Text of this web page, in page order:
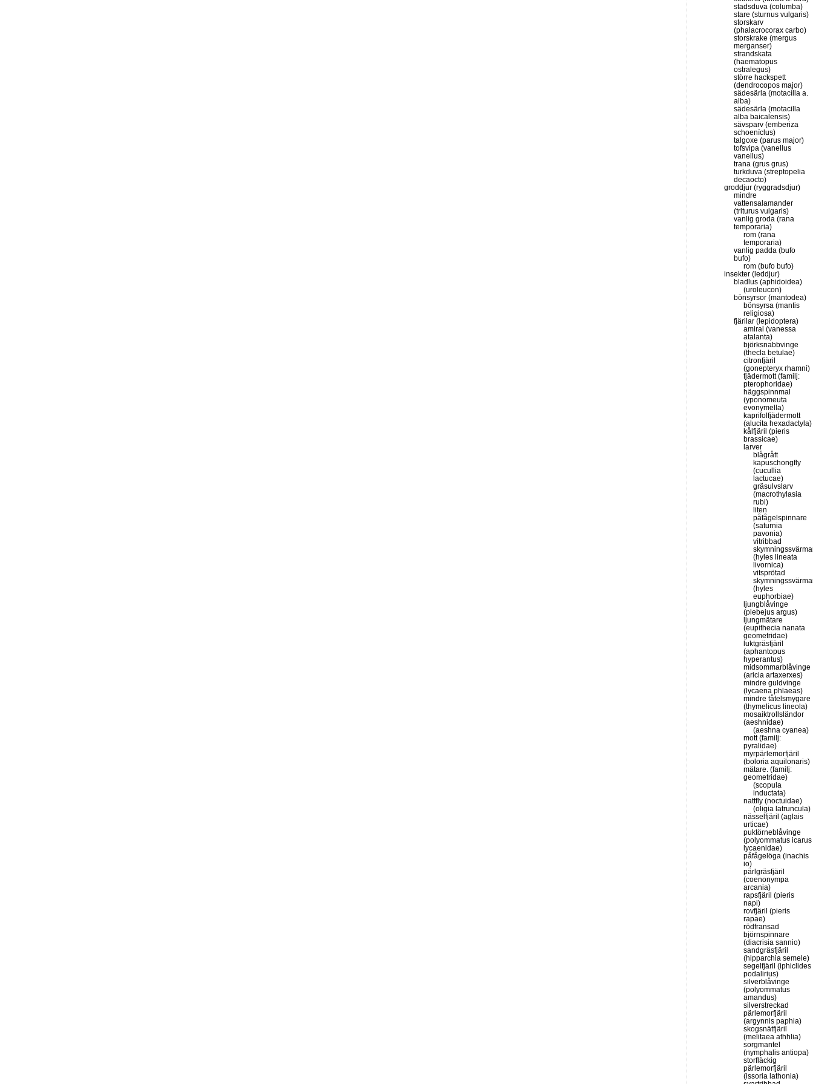
stadsduva (columba)
stare (sturnus vulgaris)
storskarv
(phalacrocorax carbo)
storskrake (mergus
merganser)
strandskata
(haematopus
ostralegus)
större hackspett
(dendrocopos major)
sädesärla (motacílla a.
alba)
sädesärla (motacilla
alba baicalensis)
sävsparv (emberiza
schoeníclus)
talgoxe (parus major)
tofsvipa (vanellus
vanellus)
trana (grus grus)
turkduva (streptopelia
decaocto)
groddjur (ryggradsdjur)
mindre
vattensalamander
(triturus vulgaris)
vanlig groda (rana
temporaria)
rom (rana
temporaria)
vanlig padda (bufo
bufo)
rom (bufo bufo)
insekter (leddjur)
bladlus (aphidoidea)
(uroleucon)
bönsyrsor (mantodea)
bönsyrsa (mantis
religiosa)
fjärilar (lepidoptera)
amiral (vanessa
atalanta)
björksnabbvinge
(thecla betulae)
citronfjäril
(gonepteryx rhamni)
fjädermott (familj:
pterophoridae)
häggspinnmal
(yponomeuta
evonymella)
kaprifolfjädermott
(alucita hexadactyla)
kålfjäril (pieris
brassicae)
larver
blågrått
kapuschongfly
(cucullia
lactucae)
gräsulvslarv
(macrothylasia
rubi)
liten
påfågelspinnare
(saturnia
pavonia)
vitribbad
(hyles lineata
livornica)
vitsprötad
(hyles
euphorbiae)
ljungblåvinge
(plebejus argus)
ljungmätare
(eupithecia nanata
geometridae)
luktgräsfjäril
(aphantopus
hyperantus)
midsommarblåvinge
(aricia artaxerxes)
mindre guldvinge
(lycaena phlaeas)
mindre tåtelsmygare
(thymelicus lineola)
mosaiktrollsländor
(aeshnidae)
(aeshna cyanea)
mott (familj:
pyralidae)
myrpärlemorfjäril
(boloria aquilonaris)
mätare. (familj:
geometridae)
(scopula
inductata)
nattfly (noctuidae)
(oligia latruncula)
nässelfjäril (aglais
urticae)
puktörneblåvinge
(polyommatus icarus
lycaenidae)
påfågelöga (inachis
io)
pärlgräsfjäril
(coenonympa
arcania)
rapsfjäril (pieris
napi)
rovfjäril (pieris
rapae)
rödfransad
björnspinnare
(diacrisia sannio)
sandgräsfjäril
(hipparchia semele)
segelfjäril (iphiclides
podalirius)
silverblåvinge
(polyommatus
amandus)
silverstreckad
pärlemorfjäril
(argynnis paphia)
skogsnätfjäril
(melitaea athhlia)
sorgmantel
(nymphalis antiopa)
storfläckig
pärlemorfjäril
(issoria lathonia)